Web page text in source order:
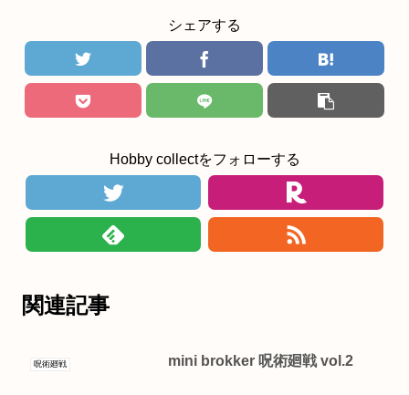
シェアする
Hobby collectをフォローする
関連記事
呪術廻戦 mini brokker 呪術廻戦 vol.2